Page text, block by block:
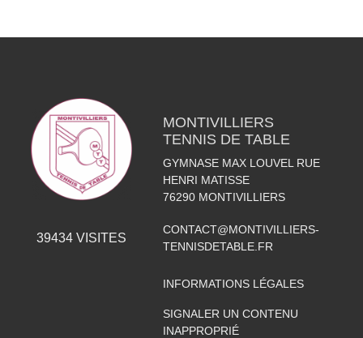
39434VISITES
MONTIVILLIERS
TENNIS DE TABLE
GYMNASE MAX LOUVEL RUE
HENRI MATISSE
76290 MONTIVILLIERS
CONTACT@MONTIVILLIERS-
TENNISDETABLE.FR
INFORMATIONS LÉGALES
SIGNALER UN CONTENU
INAPPROPRIÉ